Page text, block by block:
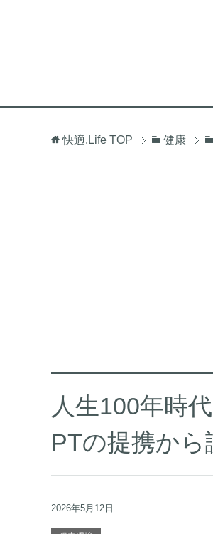
快適.Life TOP 健康
人生100年時
PTの提携か
2026年5月12日